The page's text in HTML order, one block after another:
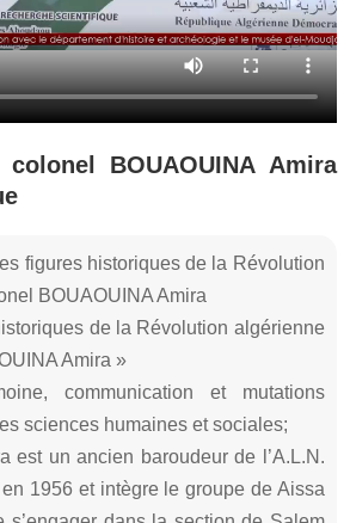
BOUAOUINA Amira
figures historiques de la Révolution
BOUAOUINA Amira
de la Révolution algérienne
Amira »
communication et mutations
sciences humaines et sociales;
est un ancien baroudeur de l’A.L.N.
en 1956 et intègre le groupe de Aissa